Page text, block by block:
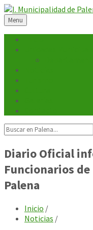
Skip
to
content
Skip
to
left
sidebar
Skip
to
right
sidebar
Skip
to
footer
Menu
Search:
Diario Oficial
Funcionarios
Palena
Inicio /
Noticias /